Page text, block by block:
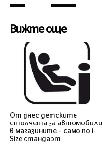
Вижте още
От днес детските
столчета за автомобили
в магазините – само по i-
Size стандарт